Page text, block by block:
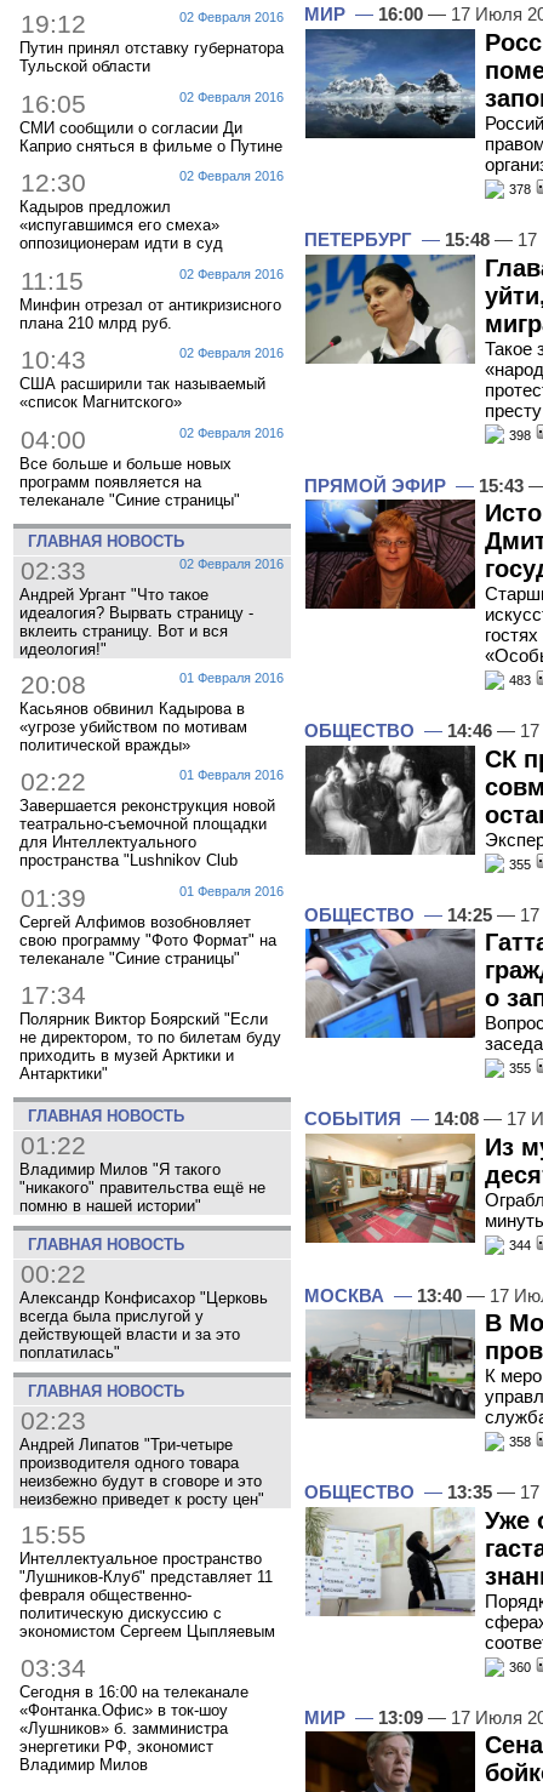
02 Февраля 2016
19:12
Путин принял отставку губернатора
Тульской области
02 Февраля 2016
16:05
СМИ сообщили о согласии Ди
Каприо сняться в фильме о Путине
02 Февраля 2016
12:30
Кадыров предложил
«испугавшимся его смеха»
оппозиционерам идти в суд
02 Февраля 2016
11:15
Минфин отрезал от антикризисного
плана 210 млрд руб.
02 Февраля 2016
10:43
США расширили так называемый
«список Магнитского»
02 Февраля 2016
04:00
Все больше и больше новых
программ появляется на
телеканале "Синие страницы"
ГЛАВНАЯ НОВОСТЬ
02 Февраля 2016
02:33
Андрей Ургант "Что такое
идеалогия? Вырвать страницу -
вклеить страницу. Вот и вся
идеология!"
01 Февраля 2016
20:08
Касьянов обвинил Кадырова в
«угрозе убийством по мотивам
политической вражды»
01 Февраля 2016
02:22
Завершается реконструкция новой
театрально-съемочной площадки
для Интеллектуального
пространства "Lushnikov Club
01 Февраля 2016
01:39
Сергей Алфимов возобновляет
свою программу "Фото Формат" на
телеканале "Синие страницы"
17:34
Полярник Виктор Боярский "Если
не директором, то по билетам буду
приходить в музей Арктики и
Антарктики"
ГЛАВНАЯ НОВОСТЬ
01:22
Владимир Милов "Я такого
"никакого" правительства ещё не
помню в нашей истории"
ГЛАВНАЯ НОВОСТЬ
00:22
Александр Конфисахор "Церковь
всегда была прислугой у
действующей власти и за это
поплатилась"
ГЛАВНАЯ НОВОСТЬ
02:23
Андрей Липатов "Три-четыре
производителя одного товара
неизбежно будут в сговоре и это
неизбежно приведет к росту цен"
15:55
Интеллектуальное пространство
"Лушников-Клуб" представляет 11
февраля общественно-
политическую дискуссию с
экономистом Сергеем Цыпляевым
03:34
Сегодня в 16:00 на телеканале
«Фонтанка.Офис» в ток-шоу
«Лушников» б. замминистра
энергетики РФ, экономист
Владимир Милов
МИР — 16:00 — 17 Июля
378
ПЕТЕРБУРГ — 15:48 — 17
Такое
398
ПРЯМОЙ ЭФИР — 15:43
483
ОБЩЕСТВО — 14:46 — 17
СК
355
ОБЩЕСТВО — 14:25 — 17
о
355
СОБЫТИЯ — 14:08 — 17
Из
344
МОСКВА — 13:40 — 17
В
К
358
ОБЩЕСТВО — 13:35 — 17
Уже
360
МИР — 13:09 — 17 Июля